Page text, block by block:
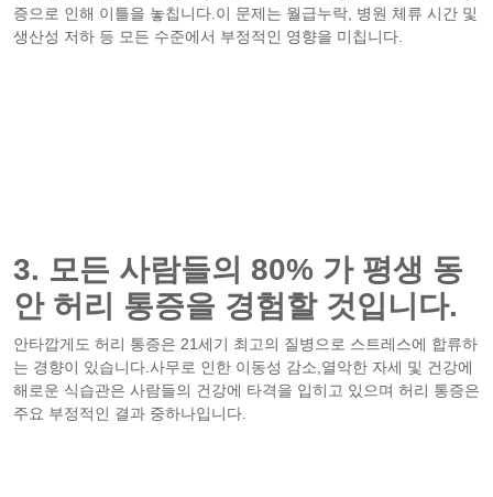
증으로 인해 이틀을 놓칩니다.이 문제는 월급누락, 병원 체류 시간 및
생산성 저하 등 모든 수준에서 부정적인 영향을 미칩니다.
3. 모든 사람들의 80% 가 평생 동
안 허리 통증을 경험할 것입니다.
안타깝게도 허리 통증은 21세기 최고의 질병으로 스트레스에 합류하
는 경향이 있습니다.사무로 인한 이동성 감소,열악한 자세 및 건강에
해로운 식습관은 사람들의 건강에 타격을 입히고 있으며 허리 통증은
주요 부정적인 결과 중하나입니다.